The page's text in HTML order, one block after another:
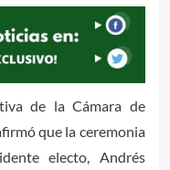
de la Cámara de
que la ceremonia
electo, Andrés